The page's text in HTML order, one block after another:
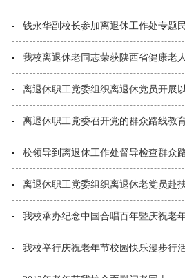
钱永华副校长参加离退休工作处专题
我校离退休老同志荣获陕西省健康老
离退休职工党委组织离退休党员开展
离退休职工党委召开党的群众路线教
校领导到离退休工作处督导检查群众
离退休职工党委组织离退休老党员赴
我校承办纪念中国合唱百年暨庆祝老
我校举行庆祝老年节校园快乐漫步行